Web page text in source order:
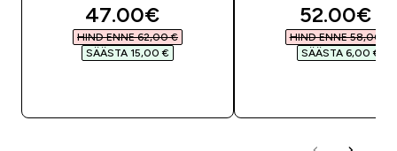
discounted price
47.00€‎
HIND ENNE 62,00 €‎
SÄÄSTA 15,00 €‎
52.00€‎
HIND ENNE 58,00 €‎
SÄÄSTA 6,00 €‎